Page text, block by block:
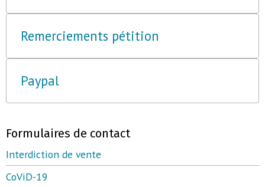
Remerciements pétition
Paypal
Formulaires de contact
Interdiction de vente
CoViD-19